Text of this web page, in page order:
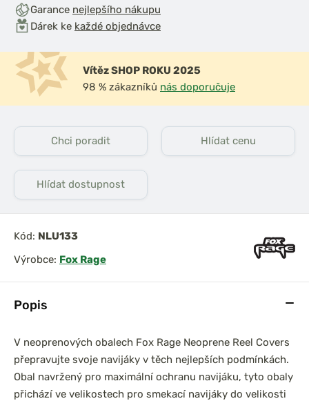
Popis
V neoprenových obalech Fox Rage Neoprene Reel Covers
přepravujte svoje navijáky v těch nejlepších podmínkách.
Obal navržený pro maximální ochranu navijáku, tyto obaly
přichází ve velikostech pro smekací navijáky do velikosti
Garance nejlepšího nákupu
Dárek ke každé objednávce
Vítěz SHOP ROKU 2025
98 % zákazníků nás doporučuje
Chci poradit Hlídat cenu
Hlídat dostupnost
Kód: NLU133
Výrobce: Fox Rage